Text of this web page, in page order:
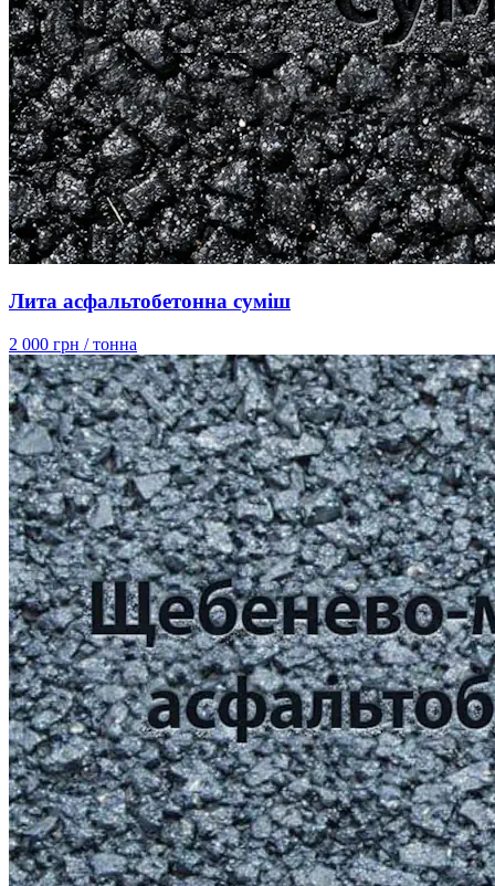
Лита асфальтобетонна суміш
2 000 грн / тонна